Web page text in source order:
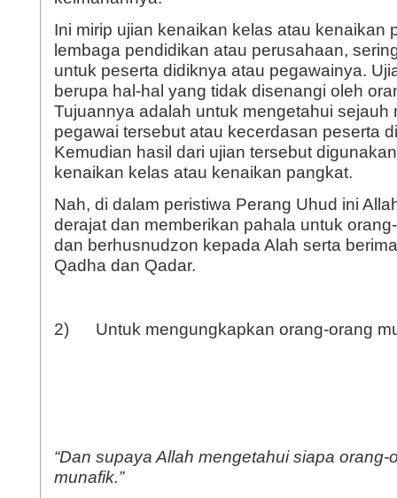
Ini mirip ujian kenaikan kelas atau kenaikan
lembaga pendidikan atau perusahaan,
untuk peserta didiknya atau pegawainya.
berupa hal-hal yang tidak disenangi oleh
Tujuannya adalah untuk mengetahui sejauh
pegawai tersebut atau kecerdasan peserta
Kemudian hasil dari ujian tersebut
kenaikan kelas atau kenaikan pangkat.
Nah, di dalam peristiwa Perang Uhud ini
derajat dan memberikan pahala untuk
dan berhusnudzon kepada Alah serta
Qadha dan Qadar.
2) Untuk mengungkapkan orang-orang
“Dan supaya Allah mengetahui siapa orang-
munafik.”